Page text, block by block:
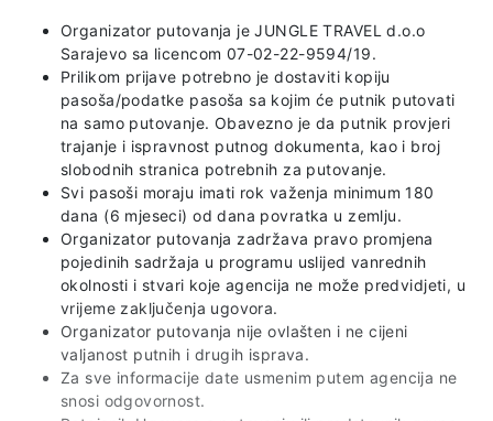
Organizator putovanja je JUNGLE TRAVEL d.o.o
Sarajevo sa licencom 07-02-22-9594/19.
Prilikom prijave potrebno je dostaviti kopiju
pasoša/podatke pasoša sa kojim će putnik putovati
na samo putovanje. Obavezno je da putnik provjeri
trajanje i ispravnost putnog dokumenta, kao i broj
slobodnih stranica potrebnih za putovanje.
Svi pasoši moraju imati rok važenja minimum 180
dana (6 mjeseci) od dana povratka u zemlju.
Organizator putovanja zadržava pravo promjena
pojedinih sadržaja u programu uslijed vanrednih
okolnosti i stvari koje agencija ne može predvidjeti, u
vrijeme zaključenja ugovora.
Organizator putovanja nije ovlašten i ne cijeni
valjanost putnih i drugih isprava.
Za sve informacije date usmenim putem agencija ne
snosi odgovornost.